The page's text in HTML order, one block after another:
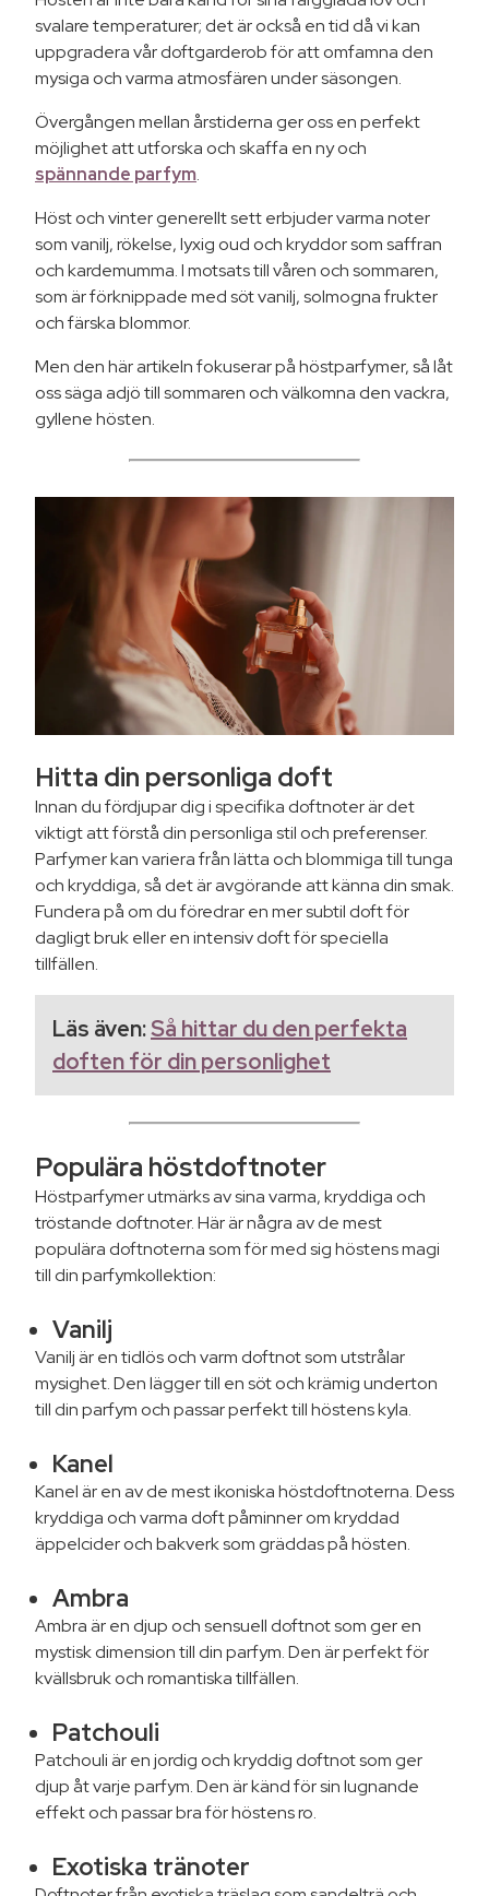
svalare temperaturer; det är också en tid då vi kan
uppgradera vår doftgarderob för att omfamna den
mysiga och varma atmosfären under säsongen.
Övergången mellan årstiderna ger oss en perfekt
möjlighet att utforska och skaffa en ny och
spännande parfym.
Höst och vinter generellt sett erbjuder varma noter
som vanilj, rökelse, lyxig oud och kryddor som saffran
och kardemumma. I motsats till våren och sommaren,
som är förknippade med söt vanilj, solmogna frukter
och färska blommor.
Men den här artikeln fokuserar på höstparfymer, så låt
oss säga adjö till sommaren och välkomna den vackra,
gyllene hösten.
Hitta din personliga doft
Innan du fördjupar dig i specifika doftnoter är det
viktigt att förstå din personliga stil och preferenser.
Parfymer kan variera från lätta och blommiga till tunga
och kryddiga, så det är avgörande att känna din smak.
Fundera på om du föredrar en mer subtil doft för
dagligt bruk eller en intensiv doft för speciella
tillfällen.
Läs även:Så hittar du den perfekta
doften för din personlighet
Populära höstdoftnoter
Höstparfymer utmärks av sina varma, kryddiga och
tröstande doftnoter. Här är några av de mest
populära doftnoterna som för med sig höstens magi
till din parfymkollektion:
Vanilj
Vanilj är en tidlös och varm doftnot som utstrålar
mysighet. Den lägger till en söt och krämig underton
till din parfym och passar perfekt till höstens kyla.
Kanel
Kanel är en av de mest ikoniska höstdoftnoterna. Dess
kryddiga och varma doft påminner om kryddad
äppelcider och bakverk som gräddas på hösten.
Ambra
Ambra är en djup och sensuell doftnot som ger en
mystisk dimension till din parfym. Den är perfekt för
kvällsbruk och romantiska tillfällen.
Patchouli
Patchouli är en jordig och kryddig doftnot som ger
djup åt varje parfym. Den är känd för sin lugnande
effekt och passar bra för höstens ro.
Exotiska tränoter